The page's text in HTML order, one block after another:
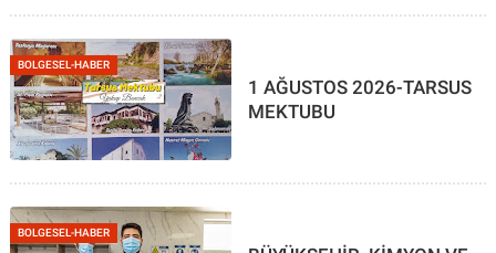
BOLGESEL-HABER
1 AĞUSTOS 2026-TARSUS
MEKTUBU
BOLGESEL-HABER